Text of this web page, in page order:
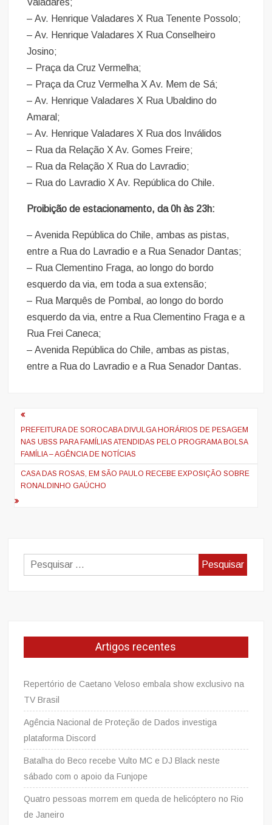
– Av. Henrique Valadares X Rua Tenente Possolo;
– Av. Henrique Valadares X Rua Conselheiro
Josino;
– Praça da Cruz Vermelha;
– Praça da Cruz Vermelha X Av. Mem de Sá;
– Av. Henrique Valadares X Rua Ubaldino do
Amaral;
– Av. Henrique Valadares X Rua dos Inválidos
– Rua da Relação X Av. Gomes Freire;
– Rua da Relação X Rua do Lavradio;
– Rua do Lavradio X Av. República do Chile.
Proibição de estacionamento, da 0h às 23h:
– Avenida República do Chile, ambas as pistas,
entre a Rua do Lavradio e a Rua Senador Dantas;
– Rua Clementino Fraga, ao longo do bordo
esquerdo da via, em toda a sua extensão;
– Rua Marquês de Pombal, ao longo do bordo
esquerdo da via, entre a Rua Clementino Fraga e a
Rua Frei Caneca;
– Avenida República do Chile, ambas as pistas,
entre a Rua do Lavradio e a Rua Senador Dantas.
Navegação
de
artigos
PREFEITURA DE SOROCABA DIVULGA HORÁRIOS DE PESAGEM
NAS UBSS PARA FAMÍLIAS ATENDIDAS PELO PROGRAMA BOLSA
FAMÍLIA – AGÊNCIA DE NOTÍCIAS
CASA DAS ROSAS, EM SÃO PAULO RECEBE EXPOSIÇÃO SOBRE
RONALDINHO GAÚCHO
Pesquisar
por:
Artigos recentes
Repertório de Caetano Veloso embala show exclusivo na
TV Brasil
Agência Nacional de Proteção de Dados investiga
plataforma Discord
Batalha do Beco recebe Vulto MC e DJ Black neste
sábado com o apoio da Funjope
Quatro pessoas morrem em queda de helicóptero no Rio
de Janeiro